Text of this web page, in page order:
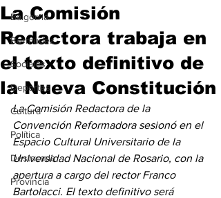
Baigorria
Bermúdez
Sociales
Deportes
Cultura
Política
Destacada
Provincia
La Comisión
Redactora trabaja en
el texto definitivo de
la Nueva Constitución
La Comisión Redactora de la
Convención Reformadora sesionó en el
Espacio Cultural Universitario de la
Universidad Nacional de Rosario, con la
apertura a cargo del rector Franco
Bartolacci. El texto definitivo será